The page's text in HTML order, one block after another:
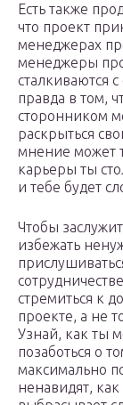
Есть также
что проект
менеджерах
менеджеры
сталкиваются
правда в том,
сторонником
раскрыться
мнение может
карьеры ты
и тебе будет
Чтобы
избежать
стремиться к
проекте, а не
Узнай, как ты
позаботься о
максимально
ненавидят,